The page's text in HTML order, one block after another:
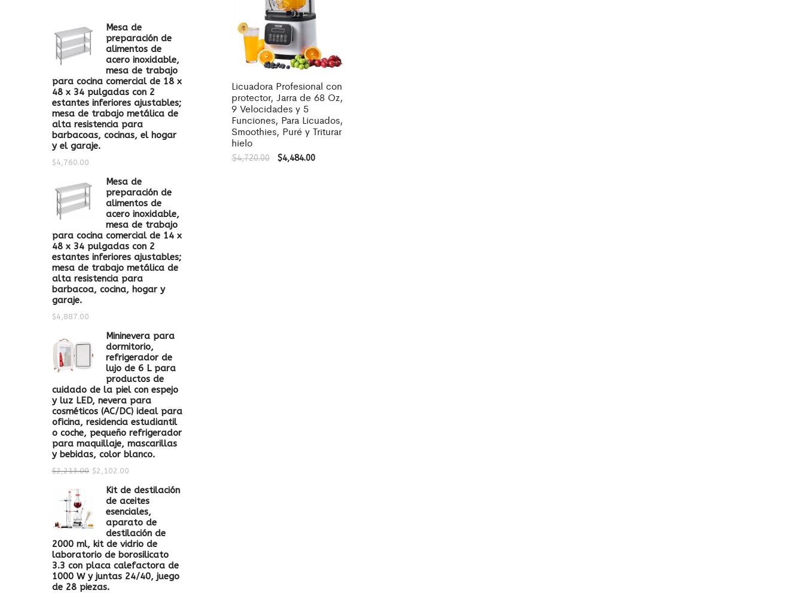
Licuadora Profesional con
protector, Jarra de 68 Oz,
9 Velocidades y 5
Funciones, Para Licuados,
Smoothies, Puré y Triturar
hielo
$4,720.00 $4,484.00
Mesa de
preparación de
alimentos de
acero inoxidable,
mesa de trabajo
para cocina comercial de 18 x
48 x 34 pulgadas con 2
estantes inferiores ajustables;
mesa de trabajo metálica de
alta resistencia para
barbacoas, cocinas, el hogar
y el garaje.
$4,760.00
Mesa de
preparación de
alimentos de
acero inoxidable,
mesa de trabajo
para cocina comercial de 14 x
48 x 34 pulgadas con 2
estantes inferiores ajustables;
mesa de trabajo metálica de
alta resistencia para
barbacoa, cocina, hogar y
garaje.
$4,887.00
Mininevera para
dormitorio,
refrigerador de
lujo de 6 L para
productos de
cuidado de la piel con espejo
y luz LED, nevera para
cosméticos (AC/DC) ideal para
oficina, residencia estudiantil
o coche, pequeño refrigerador
para maquillaje, mascarillas
y bebidas, color blanco.
$2,213.00 $2,102.00
Kit de destilación
de aceites
esenciales,
aparato de
destilación de
2000 ml, kit de vidrio de
laboratorio de borosilicato
3.3 con placa calefactora de
1000 W y juntas 24/40, juego
de 28 piezas.